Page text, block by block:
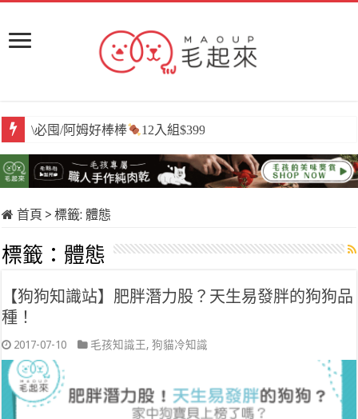
\必囤/阿姆好棒棒 12入組$399
首頁 > 標籤:體態
標籤： 體態
【狗狗知識站】肥胖潛力股？天生易發胖的狗狗品
種！
2017-07-10 毛孩知識王,狗貓冷知識